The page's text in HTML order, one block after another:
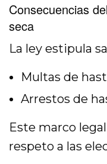
Consecuencias
seca
La ley estipula
Multas de
Arrestos de
Este marco
respeto a las